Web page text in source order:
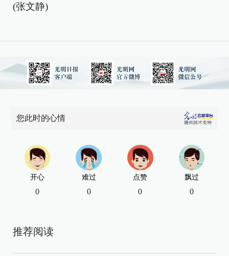
(张文静)
您此时的心情
开心
0
难过
0
点赞
0
飘过
0
推荐阅读